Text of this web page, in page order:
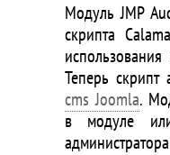
Модуль JMP
скрипта
Теперь скрипт
cms Joomla.
в модуле